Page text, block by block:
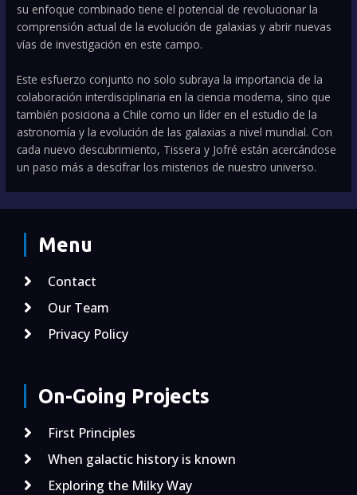
su enfoque combinado tiene el potencial de revolucionar la
comprensión actual de la evolución de galaxias y abrir nuevas
vías de investigación en este campo.
Este esfuerzo conjunto no solo subraya la importancia de la
colaboración interdisciplinaria en la ciencia moderna, sino que
también posiciona a Chile como un líder en el estudio de la
astronomía y la evolución de las galaxias a nivel mundial. Con
cada nuevo descubrimiento, Tissera y Jofré están acercándose
un paso más a descifrar los misterios de nuestro universo.
Menu
Contact
Our Team
Privacy Policy
On-Going Projects
First Principles
When galactic history is known
Exploring the Milky Way